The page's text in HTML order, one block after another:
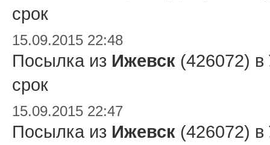
срок
15.09.2015 22:48
Посылка из Ижевск (426072) в
срок
15.09.2015 22:47
Посылка из Ижевск (426072) в